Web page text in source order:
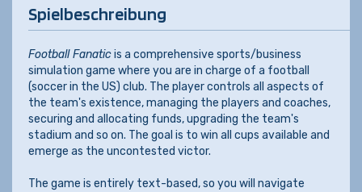
Spielbeschreibung
Football Fanaticis a comprehensive sports/business
simulation game where you are in charge of a football
(soccer in the US) club. The player controls all aspects of
the team's existence, managing the players and coaches,
securing and allocating funds, upgrading the team's
stadium and so on. The goal is to win all cups available and
emerge as the uncontested victor.
The game is entirely text-based, so you will navigate